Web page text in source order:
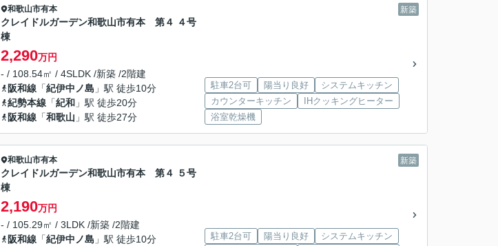
新築
和歌山市有本
クレイドルガーデン和歌山市有本 第４ ４号
棟
2,290万円
- / 108.54㎡ / 4SLDK /新築 /2階建
阪和線 「紀伊中ノ島 」駅 徒歩10分
紀勢本線 「紀和 」駅 徒歩20分
阪和線 「和歌山 」駅 徒歩27分
駐車2台可 陽当り良好
システムキッチン
カウンターキッチン
IHクッキングヒーター
浴室乾燥機
新築
和歌山市有本
クレイドルガーデン和歌山市有本 第４ ５号
棟
2,190万円
- / 105.29㎡ / 3LDK /新築 /2階建
阪和線 「紀伊中ノ島 」駅 徒歩10分
駐車2台可 陽当り良好
システムキッチン